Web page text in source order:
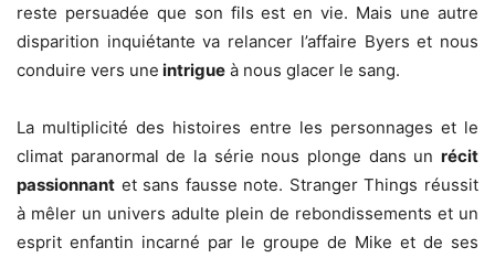
reste persuadée que son fils est en vie. Mais une autre
disparition inquiétante va relancer l’affaire Byers et nous
conduire vers une intrigue à nous glacer le sang.
La multiplicité des histoires entre les personnages et le
climat paranormal de la série nous plonge dans un récit
passionnant et sans fausse note. Stranger Things réussit
à mêler un univers adulte plein de rebondissements et un
esprit enfantin incarné par le groupe de Mike et de ses